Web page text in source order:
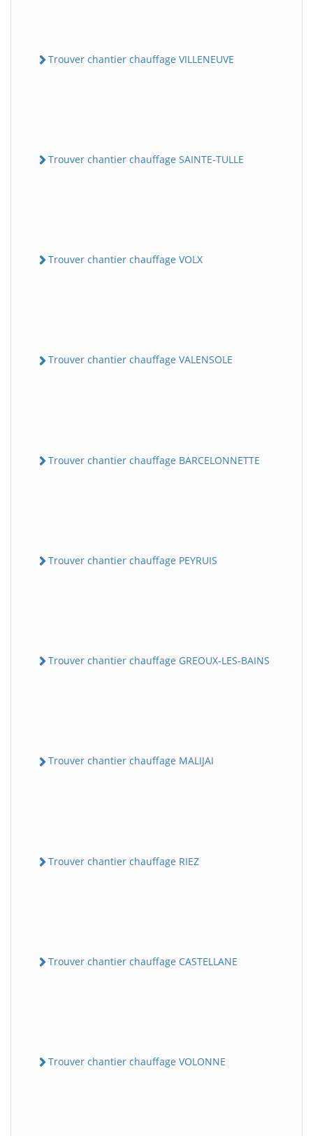
Trouver chantier chauffage VILLENEUVE
Trouver chantier chauffage SAINTE-TULLE
Trouver chantier chauffage VOLX
Trouver chantier chauffage VALENSOLE
Trouver chantier chauffage BARCELONNETTE
Trouver chantier chauffage PEYRUIS
Trouver chantier chauffage GREOUX-LES-BAINS
Trouver chantier chauffage MALIJAI
Trouver chantier chauffage RIEZ
Trouver chantier chauffage CASTELLANE
Trouver chantier chauffage VOLONNE